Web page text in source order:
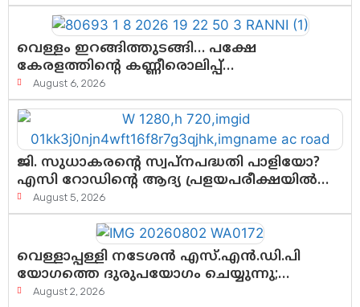
വെള്ളം ഇറങ്ങിത്തുടങ്ങി… പക്ഷേ
കേരളത്തിന്റെ കണ്ണീരൊലിപ്പ്
എന്നവസാനിക്കും?
August 6, 2026
ജി. സുധാകരന്റെ സ്വപ്നപദ്ധതി പാളിയോ?
എസി റോഡിന്റെ ആദ്യ പ്രളയപരീക്ഷയിൽ
ഉയരുന്നത് ഗുരുതര ചോദ്യങ്ങൾ
August 5, 2026
വെള്ളാപ്പള്ളി നടേശൻ എസ്.എൻ.ഡി.പി
യോഗത്തെ ദുരുപയോഗം ചെയ്യുന്നു;
ശ്രീനാരായണ പ്രസ്ഥാനത്തെ
August 2, 2026